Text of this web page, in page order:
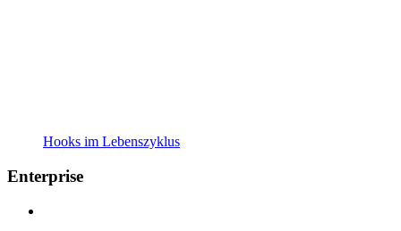
Hooks im Lebenszyklus
Enterprise